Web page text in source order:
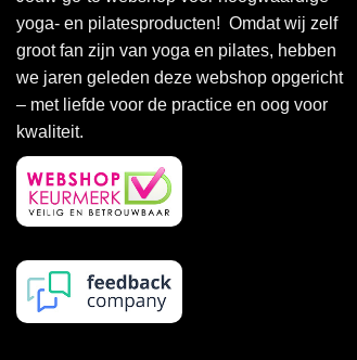
yoga- en pilatesproducten! Omdat wij zelf
groot fan zijn van yoga en pilates, hebben
we jaren geleden deze webshop opgericht
– met liefde voor de practice en oog voor
kwaliteit.